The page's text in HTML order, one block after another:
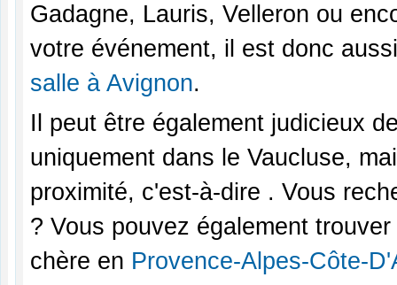
Gadagne, Lauris, Velleron ou
votre événement, il est donc
salle à Avignon.
Il peut être également judicieux
uniquement dans le Vaucluse,
proximité, c'est-à-dire . Vous
? Vous pouvez également
chère en Provence-Alpes-Côte-